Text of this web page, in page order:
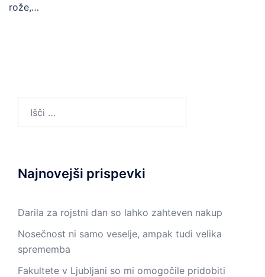
rože,…
Najnovejši prispevki
Darila za rojstni dan so lahko zahteven nakup
Nosečnost ni samo veselje, ampak tudi velika
sprememba
Fakultete v Ljubljani so mi omogočile pridobiti